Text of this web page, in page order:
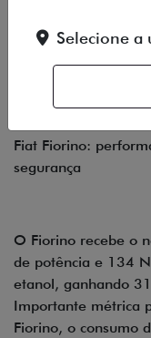
Fiat Fiorino:
segurança
O Fiorino recebe o
de potência e 134
etanol, ganhando
Importante métrica
Fiorino, o consumo
Selecione a